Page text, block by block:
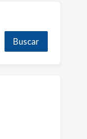
Buscar